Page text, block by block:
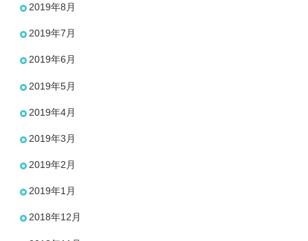
2019年8月
2019年7月
2019年6月
2019年5月
2019年4月
2019年3月
2019年2月
2019年1月
2018年12月